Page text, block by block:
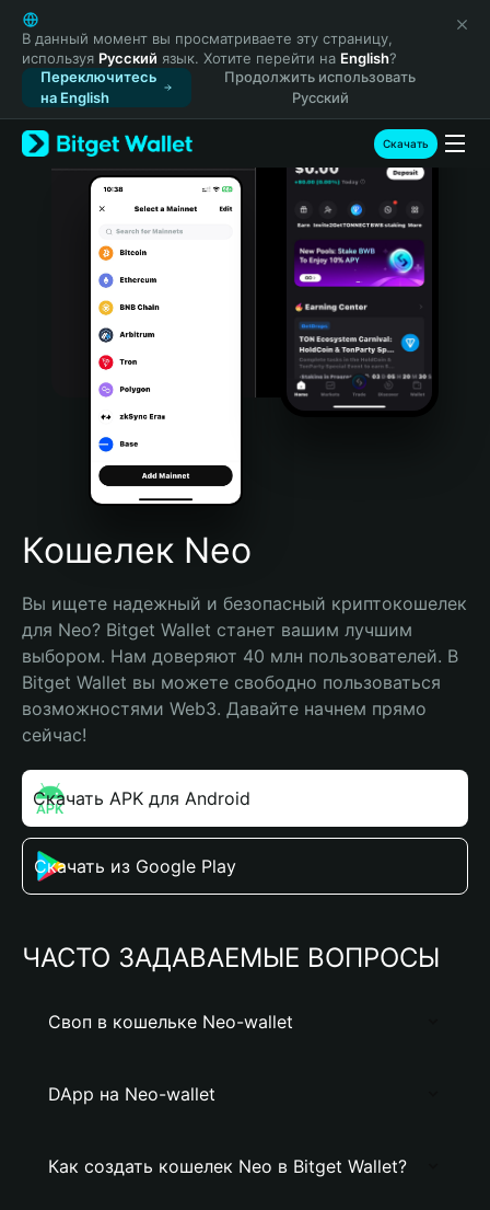
English
日本語
Tiếng Việt
Русский
Español (Latinoamérica)
Türkçe
Italiano
Português (Portugal)
Bahasa Indonesia
Português (Brasil)
Español (Argentina)
В данный момент вы просматриваете эту страницу,
используя Русский язык. Хотите перейти на English?
Переключитесь
на English
Продолжить использовать
Русский
Скачать
Кошелек Neo
Вы ищете надежный и безопасный криптокошелек
для Neo? Bitget Wallet станет вашим лучшим
выбором. Нам доверяют 40 млн пользователей. В
Bitget Wallet вы можете свободно пользоваться
возможностями Web3. Давайте начнем прямо
сейчас!
Скачать APK для Android
Скачать из Google Play
ЧАСТО ЗАДАВАЕМЫЕ ВОПРОСЫ
Своп в кошельке Neo-wallet
DApp на Neo-wallet
Как создать кошелек Neo в Bitget Wallet?